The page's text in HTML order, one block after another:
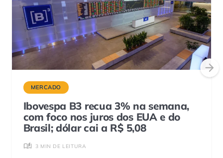
MERCADO
Ibovespa B3 recua 3% na semana,
com foco nos juros dos EUA e do
Brasil; dólar cai a R$ 5,08
3 MIN DE LEITURA